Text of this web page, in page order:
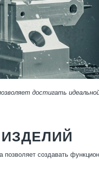
достигать
создавать